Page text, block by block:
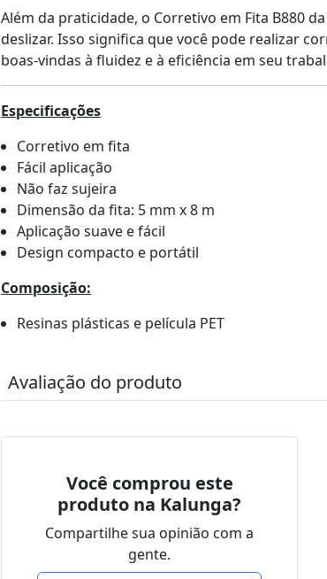
Além da praticidade, o Corretivo em Fita B880
deslizar. Isso significa que você pode realizar
boas-vindas à fluidez e à eficiência em seu
Especificações
Corretivo em fita
Fácil aplicação
Não faz sujeira
Dimensão da fita: 5 mm x 8 m
Aplicação suave e fácil
Design compacto e portátil
Composição:
Resinas plásticas e película PET
Avaliação do produto
Você comprou este
produto na Kalunga?
Compartilhe sua opinião com a
gente.